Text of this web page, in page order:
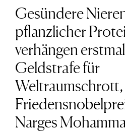
Gesündere
pflanzlicher
verhängen
Geldstrafe für
Weltraumschrott,
Narges